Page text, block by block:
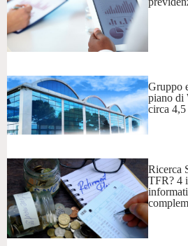
Gruppo
piano di
circa
Ricerca
TFR? 4